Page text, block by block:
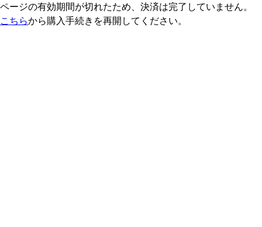
ページの有効期間が切れたため、決済は完了していません。
こちらから購入手続きを再開してください。